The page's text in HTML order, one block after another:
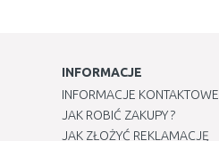
INFORMACJE
INFORMACJE KONTAKTOWE
JAK ROBIĆ ZAKUPY ?
JAK ZŁOŻYĆ REKLAMACJĘ